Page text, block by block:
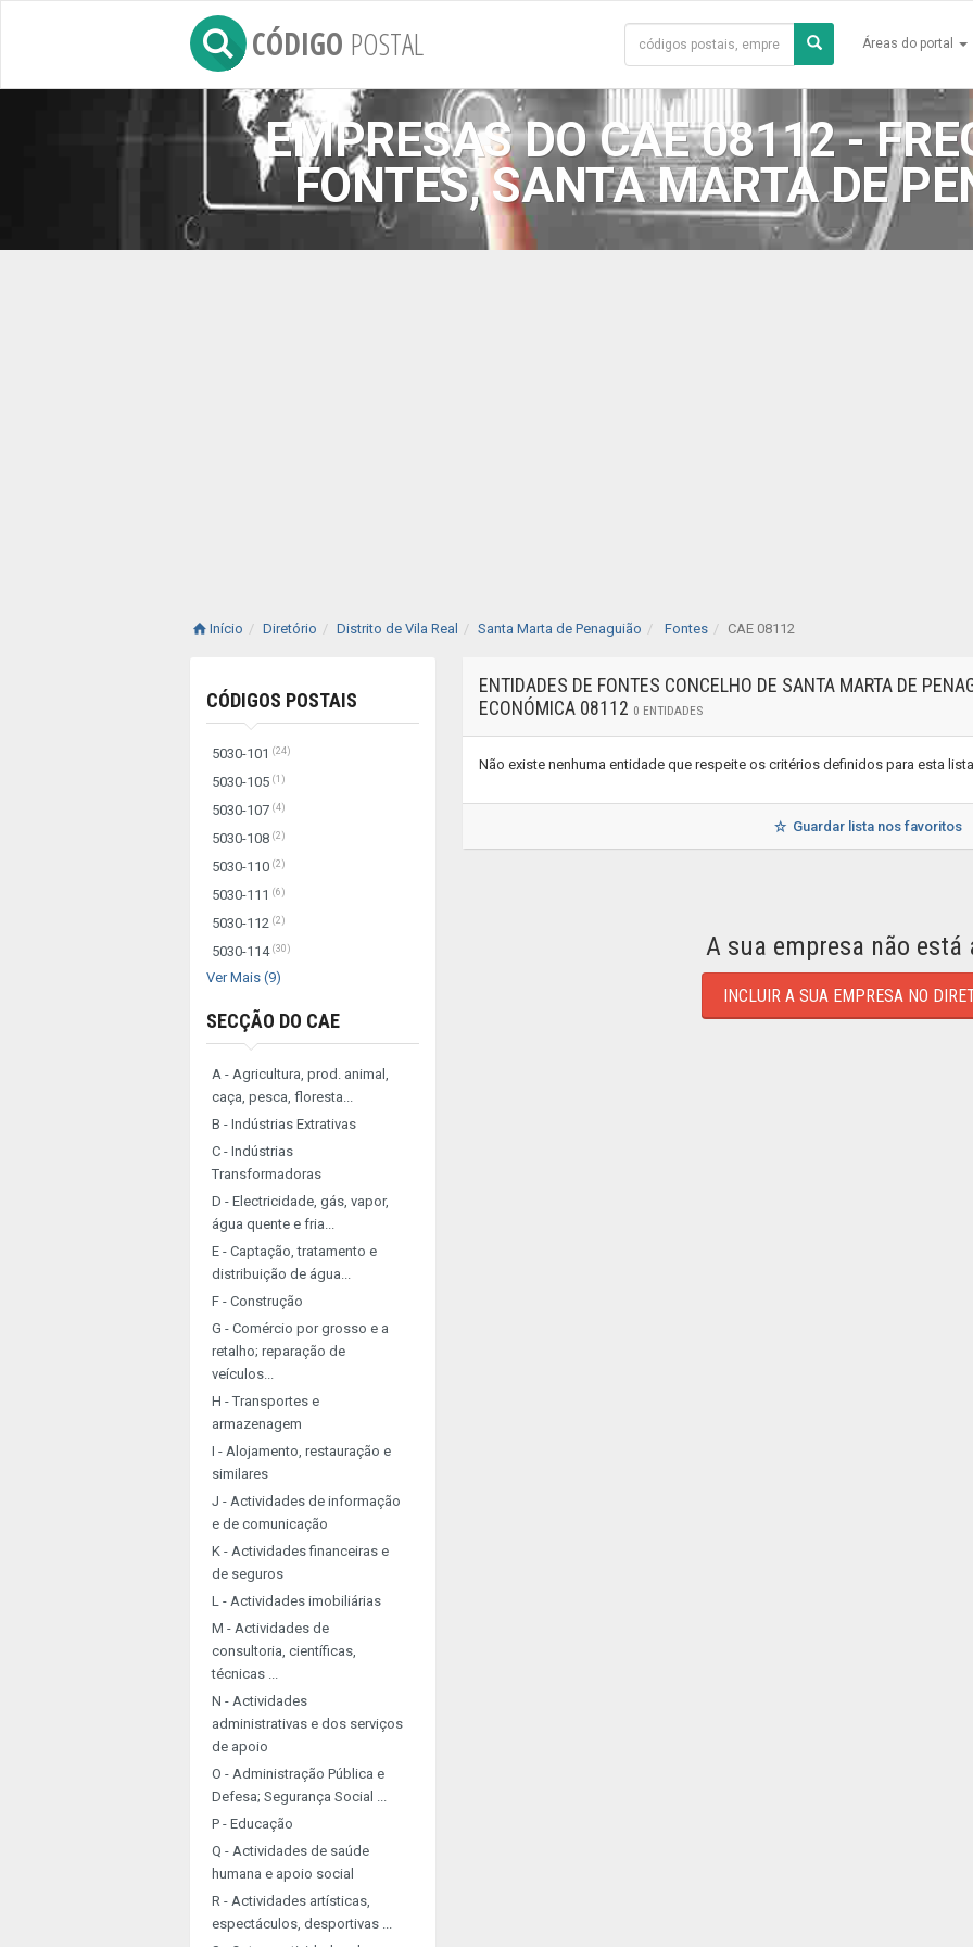
CÓDIGO POSTAL Áreas do portal
EMPRESAS DO CAE 08112 -
FONTES, SANTA MARTA DE
Início Diretório Distrito de Vila Real Santa Marta de Penaguião Fontes CAE 08112
CÓDIGOS POSTAIS
5030-101 (24)
5030-105 (1)
5030-107 (4)
5030-108 (2)
5030-110 (2)
5030-111 (6)
5030-112 (2)
5030-114 (30)
Ver Mais (9)
SECÇÃO DO CAE
A - Agricultura, prod. animal,
caça, pesca, floresta...
B - Indústrias Extrativas
C - Indústrias
Transformadoras
D - Electricidade, gás, vapor,
água quente e fria...
E - Captação, tratamento e
distribuição de água...
F - Construção
G - Comércio por grosso e a
retalho; reparação de
veículos...
H - Transportes e
armazenagem
I - Alojamento, restauração e
similares
J - Actividades de informação
e de comunicação
K - Actividades financeiras e
de seguros
L - Actividades imobiliárias
M - Actividades de
consultoria, científicas,
técnicas ...
N - Actividades
administrativas e dos serviços
de apoio
O - Administração Pública e
Defesa; Segurança Social ...
P - Educação
Q - Actividades de saúde
humana e apoio social
R - Actividades artísticas,
espectáculos, desportivas ...
ENTIDADES DE FONTES CONCELHO DE SANTA MARTA DE
ECONÓMICA 08112 0 ENTIDADES
Não existe nenhuma entidade que respeite os critérios definidos para esta
Guardar lista nos favoritos
A sua empresa não está
INCLUIR A SUA EMPRESA NO